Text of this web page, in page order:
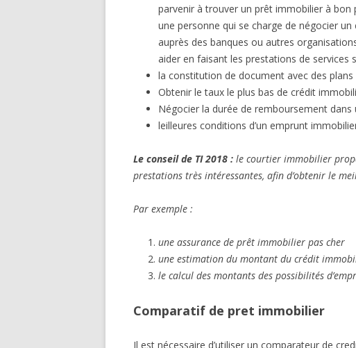
parvenir à trouver un prêt immobilier à
une personne qui se charge de négocier
auprès des banques ou autres
aider en faisant les prestations de services
la constitution de document avec des
Obtenir le taux le plus bas de crédit
Négocier la durée de remboursement dans
leilleures conditions d’un emprunt
Le conseil de TI 2018 : le courtier immobilier
prestations très intéressantes, afin d’obtenir le
Par exemple :
une assurance de prêt immobilier pas cher
une estimation du montant du crédit
le calcul des montants des possibilités
Comparatif de pret immobilier
Il est nécessaire d’utiliser un comparateur de